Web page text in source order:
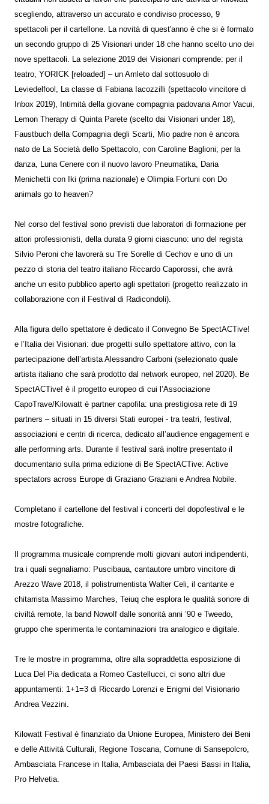
scegliendo, attraverso un accurato e condiviso processo, 9
spettacoli per il cartellone. La novità di quest'anno è che si è formato
un secondo gruppo di 25 Visionari under 18 che hanno scelto uno dei
nove spettacoli. La selezione 2019 dei Visionari comprende: per il
teatro, YORICK [reloaded] – un Amleto dal sottosuolo di
Leviedelfool, La classe di Fabiana Iacozzilli (spettacolo vincitore di
Inbox 2019), Intimità della giovane compagnia padovana Amor Vacui,
Lemon Therapy di Quinta Parete (scelto dai Visionari under 18),
Faustbuch della Compagnia degli Scarti, Mio padre non è ancora
nato de La Società dello Spettacolo, con Caroline Baglioni; per la
danza, Luna Cenere con il nuovo lavoro Pneumatika, Daria
Menichetti con Iki (prima nazionale) e Olimpia Fortuni con Do
animals go to heaven?
Nel corso del festival sono previsti due laboratori di formazione per
attori professionisti, della durata 9 giorni ciascuno: uno del regista
Silvio Peroni che lavorerà su Tre Sorelle di Cechov e uno di un
pezzo di storia del teatro italiano Riccardo Caporossi, che avrà
anche un esito pubblico aperto agli spettatori (progetto realizzato in
collaborazione con il Festival di Radicondoli).
Alla figura dello spettatore è dedicato il Convegno Be SpectACTive!
e l’Italia dei Visionari: due progetti sullo spettatore attivo, con la
partecipazione dell’artista Alessandro Carboni (selezionato quale
artista italiano che sarà prodotto dal network europeo, nel 2020). Be
SpectACTive! è il progetto europeo di cui l’Associazione
CapoTrave/Kilowatt è partner capofila: una prestigiosa rete di 19
partners – situati in 15 diversi Stati europei - tra teatri, festival,
associazioni e centri di ricerca, dedicato all’audience engagement e
alle performing arts. Durante il festival sarà inoltre presentato il
documentario sulla prima edizione di Be SpectACTive: Active
spectators across Europe di Graziano Graziani e Andrea Nobile.
Completano il cartellone del festival i concerti del dopofestival e le
mostre fotografiche.
Il programma musicale comprende molti giovani autori indipendenti,
tra i quali segnaliamo: Puscibaua, cantautore umbro vincitore di
Arezzo Wave 2018, il polistrumentista Walter Celi, il cantante e
chitarrista Massimo Marches, Teiuq che esplora le qualità sonore di
civiltà remote, la band Nowolf dalle sonorità anni ’90 e Tweedo,
gruppo che sperimenta le contaminazioni tra analogico e digitale.
Tre le mostre in programma, oltre alla sopraddetta esposizione di
Luca Del Pia dedicata a Romeo Castellucci, ci sono altri due
appuntamenti: 1+1=3 di Riccardo Lorenzi e Enigmi del Visionario
Andrea Vezzini.
Kilowatt Festival è finanziato da Unione Europea, Ministero dei Beni
e delle Attività Culturali, Regione Toscana, Comune di Sansepolcro,
Ambasciata Francese in Italia, Ambasciata dei Paesi Bassi in Italia,
Pro Helvetia.